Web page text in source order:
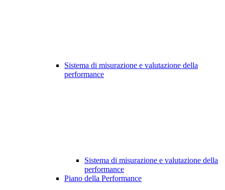
Sistema di misurazione e valutazione della
performance
Sistema di misurazione e valutazione della
performance
Piano della Performance